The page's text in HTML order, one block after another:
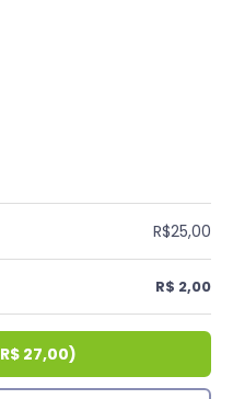
R$25,00
R$ 2,00
R$ 27,00)